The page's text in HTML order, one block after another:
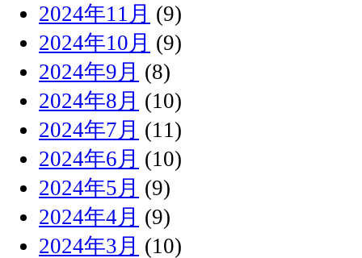
2024年11月 (9)
2024年10月 (9)
2024年9月 (8)
2024年8月 (10)
2024年7月 (11)
2024年6月 (10)
2024年5月 (9)
2024年4月 (9)
2024年3月 (10)